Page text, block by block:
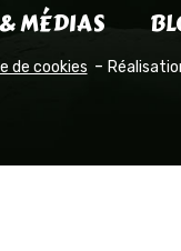
MÉDIAS
de cookies